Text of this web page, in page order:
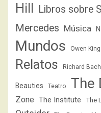
Hill
Libros sobre
Mercedes Música
Mundos
Owen King
Relatos Richard
Beauties Teatro The
Zone The Institute The